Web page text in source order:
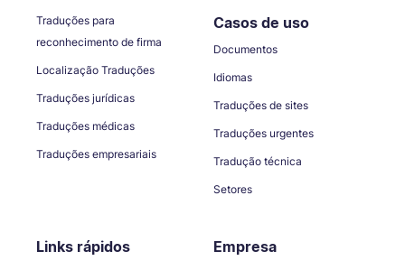
Traduções para
reconhecimento de firma
Localização Traduções
Traduções jurídicas
Traduções médicas
Traduções empresariais
Casos de uso
Documentos
Idiomas
Traduções de sites
Traduções urgentes
Tradução técnica
Setores
Links rápidos Empresa